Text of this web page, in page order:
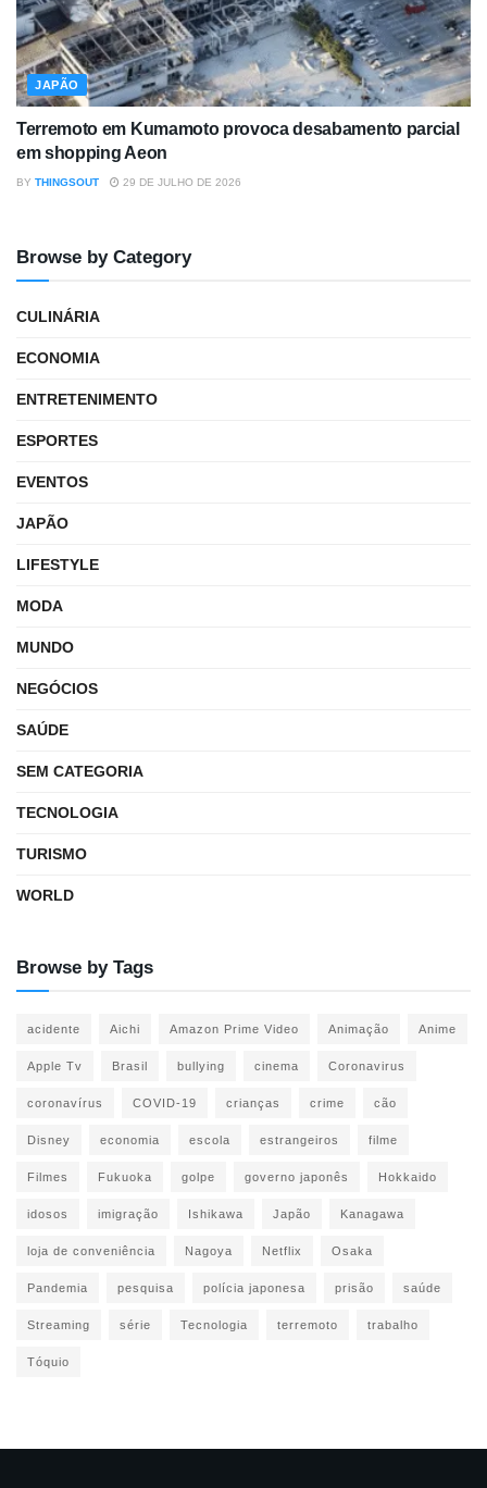
JAPÃO
Terremoto em Kumamoto provoca desabamento parcial
em shopping Aeon
BY THINGSOUT 29 DE JULHO DE 2026
Browse by Category
CULINÁRIA
ECONOMIA
ENTRETENIMENTO
ESPORTES
EVENTOS
JAPÃO
LIFESTYLE
MODA
MUNDO
NEGÓCIOS
SAÚDE
SEM CATEGORIA
TECNOLOGIA
TURISMO
WORLD
Browse by Tags
acidente Aichi Amazon Prime Video Animação Anime
Apple Tv Brasil bullying cinema Coronavirus
coronavírus COVID-19 crianças crime cão
Disney economia escola estrangeiros filme
Filmes Fukuoka golpe governo japonês Hokkaido
idosos imigração Ishikawa Japão Kanagawa
loja de conveniência Nagoya Netflix Osaka
Pandemia pesquisa polícia japonesa prisão saúde
Streaming série Tecnologia terremoto trabalho
Tóquio